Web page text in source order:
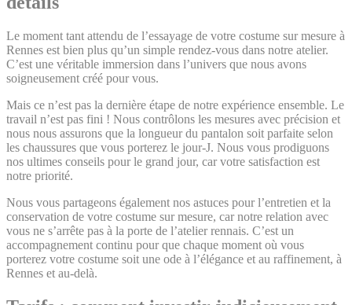
Le moment tant attendu de l’essayage de votre costume sur mesure à
Rennes est bien plus qu’un simple rendez-vous dans notre atelier.
C’est une véritable immersion dans l’univers que nous avons
soigneusement créé pour vous.
Mais ce n’est pas la dernière étape de notre expérience ensemble. Le
travail n’est pas fini ! Nous contrôlons les mesures avec précision et
nous nous assurons que la longueur du pantalon soit parfaite selon
les chaussures que vous porterez le jour-J. Nous vous prodiguons
nos ultimes conseils pour le grand jour, car votre satisfaction est
notre priorité.
Nous vous partageons également nos astuces pour l’entretien et la
conservation de votre costume sur mesure, car notre relation avec
vous ne s’arrête pas à la porte de l’atelier rennais. C’est un
accompagnement continu pour que chaque moment où vous
porterez votre costume soit une ode à l’élégance et au raffinement, à
Rennes et au-delà.